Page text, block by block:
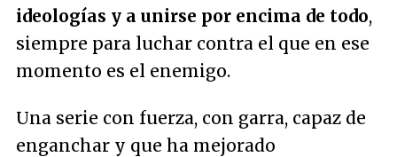
ideologías y a unirse por encima de todo,
siempre para luchar contra el que en ese
momento es el enemigo.
Una serie con fuerza, con garra, capaz de
enganchar y que ha mejorado